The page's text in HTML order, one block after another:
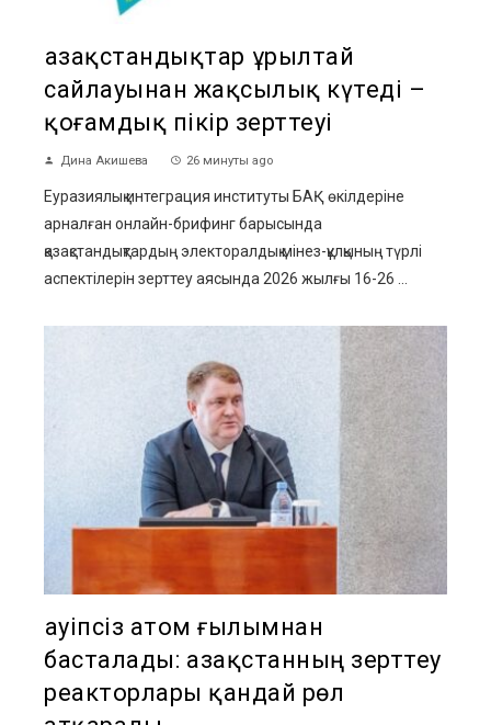
Қазақстандықтар Құрылтай
сайлауынан жақсылық күтеді –
қоғамдық пікір зерттеуі
Дина Акишева 26 минуты ago
Еуразиялық интеграция институты БАҚ өкілдеріне
арналған онлайн-брифинг барысында
қазақстандықтардың электоралдық мінез-құлқының түрлі
аспектілерін зерттеу аясында 2026 жылғы 16-26 ...
Қауіпсіз атом ғылымнан
басталады: Қазақстанның зерттеу
реакторлары қандай рөл